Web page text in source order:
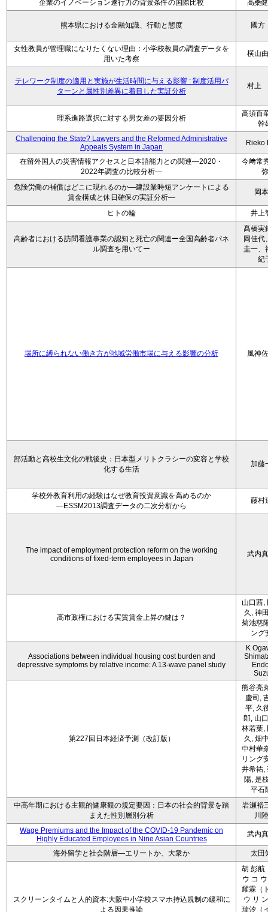
企業のイノベーション遂行力の背景条件の国際比較 高桑
熊本県における金融知識、行動と態度 國
女性教員が管理職になりたくない理由：小学校教員の調査データを
用いた考察
横山
テレワーク制度の適用と実施が生活時間に与える影響 : 制度活用パ
ターンと属性別差異に着目した実証分析
村上
理系進路選択に対する男女差の要因分析
高須百
幹
Challenging the State? Lawyers and the Reformed Administrative
Appeals System in Japan
Rieko
在留外国人の災害情報アクセスと日本語能力との関連―2020・
2022年調査の比較分析―
今﨑常
弥
危険労働の補償はどこに現れるのか―建設業時短アンケートによる
賃金構成と休日確保の実証分析―
岡
ヒトの輪 井上
高齢者における訪問看護事業の認知と死亡の関連ー全国高齢者パネ
ル調査を用いてー
髙橋実
岡佳代
圭一、
紀
場所に縛られない働き方が地域労働市場に与える影響の分析 風神
部活動と高校生文化の戦後史：日本型メリトクラシーの変容と学校
化する生活
加藤
学校外教育利用の経験はなぜ教育投資意識を高めるのか
―ESSM2013調査データの二次分析から
藤村
The impact of employment protection reform on the working
conditions of fixed-term employees in Japan
武内
高市政権における実質賃金上昇の鍵は？
山口茜,
久, 神
菊池慈
ング
Associations between individual housing cost burden and
depressive symptoms by relative income: A 13-wave panel study
K
第227回日本経済予測（改訂版）
熊谷亮
慶司,
平, 久
郎, 山
林若葉,
久, 畑
中村華
リング
井希祐,
陽, 是
平石
中高年期における主観的健康観の規定要因：日本の社会的背景を踏
まえた性別層別分析
岩瀬裕
川
Wage Premiums and the Impact of the COVID‑19 Pandemic on
Highly Educated Employees in Nine Asian Countries
武内
海外留学と社会階層―エリートか、大衆か 太田
スクリーンタイムと人的資本:大阪中小学校スマホ持込規制の緩和に
よる因果推論
胡 彭航
ウ コ
耀霖（
ウ リ
瑞汐（